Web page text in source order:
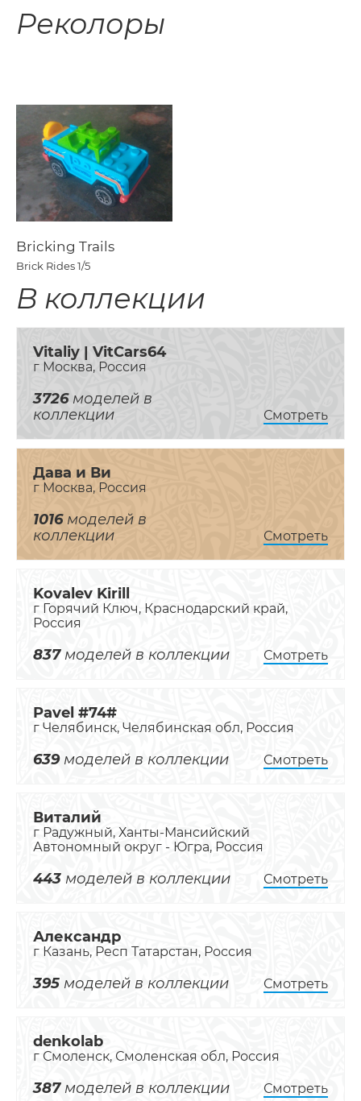
Реколоры
Bricking Trails
Brick Rides1/5
В коллекции
Vitaliy | VitCars64
г Москва, Россия
3726моделей в
коллекции
Смотреть
Дава и Ви
г Москва, Россия
1016моделей в
коллекции
Смотреть
Kovalev Kirill
г Горячий Ключ, Краснодарский край,
Россия
837моделей в коллекции Смотреть
Pavel #74#
г Челябинск, Челябинская обл, Россия
639моделей в коллекции Смотреть
Виталий
г Радужный, Ханты-Мансийский
Автономный округ - Югра, Россия
443 моделей в коллекции Смотреть
Александр
г Казань, Респ Татарстан, Россия
395 моделей в коллекции Смотреть
denkolab
г Смоленск, Смоленская обл, Россия
387моделей в коллекции Смотреть